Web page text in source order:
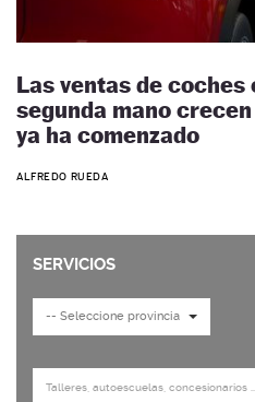
Las ventas de
segunda mano
ya ha comenzado
ALFREDO RUEDA